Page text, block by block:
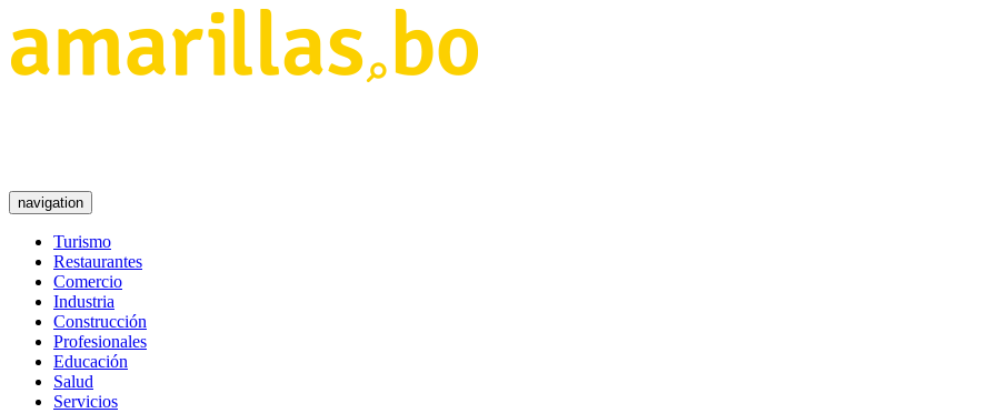
navigation
Turismo
Restaurantes
Comercio
Industria
Construcción
Profesionales
Educación
Salud
Servicios